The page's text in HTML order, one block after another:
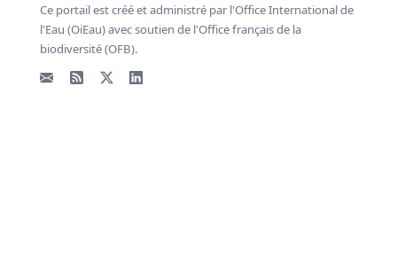
Ce portail est créé et administré par l'Office International de
l'Eau (OiEau) avec soutien de l'Office français de la
biodiversité (OFB).